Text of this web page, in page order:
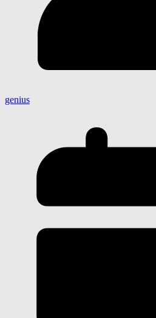
genius